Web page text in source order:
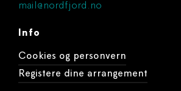
mail@nordfjord.no
Info
Cookies og personvern
Registere dine arrangement